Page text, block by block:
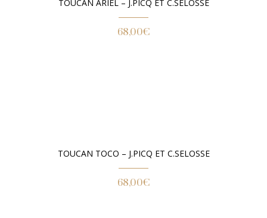
TOUCAN ARIEL – J.PICQ ET C.SELOSSE
68,00€
TOUCAN TOCO – J.PICQ ET C.SELOSSE
68,00€